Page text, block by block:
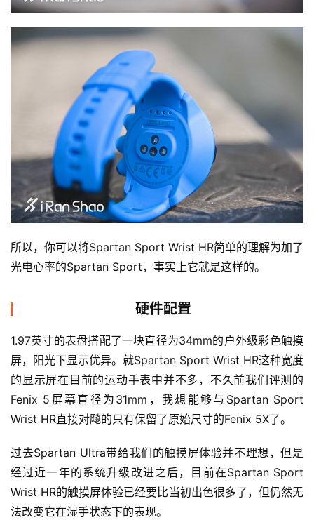
比
赛
装
备
训
视
频
所以，你可以将Spartan Sport Wrist HR简单的理解为加了
光电心率的Spartan Sport，事实上它就是这样的。
硬件配置
1.97英寸的表盘搭配了一块直径为34mm的户外级彩色触摸
屏，阳光下显示优异。就Spartan Sport Wrist HR这种宽度
的显示屏在目前的运动手表中并不多，不久前我们评测的
Fenix 5屏幕直径为31mm，我想能够与Spartan Sport
Wrist HR直接对飚的只有保留了原始尺寸的Fenix 5X了。
过去Spartan Ultra带给我们的触摸屏体验并不理想，但是
经过近一年的系统升级改进之后，目前在Spartan Sport
Wrist HR的触摸屏体验已经要比当初出色很多了，但仍然无
法改变它在湿手状态下的表现。